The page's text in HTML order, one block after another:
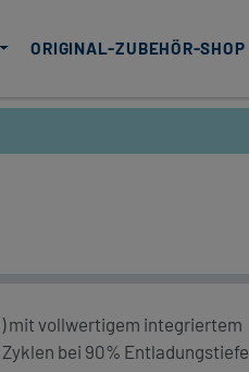
ORIGINAL-ZUBEHÖR-SHOP
mit vollwertigem integriertem
bei 90% Entladungstiefe